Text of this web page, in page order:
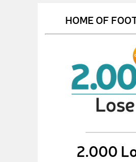
HOME OF
2.000